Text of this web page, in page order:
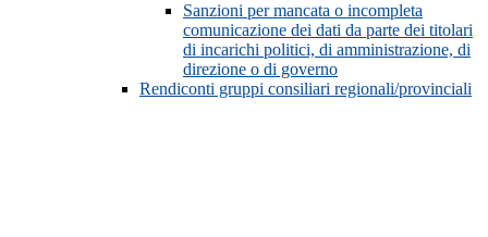
Sanzioni per mancata o incompleta
comunicazione dei dati da parte dei titolari
di incarichi politici, di amministrazione, di
direzione o di governo
Rendiconti gruppi consiliari regionali/provinciali